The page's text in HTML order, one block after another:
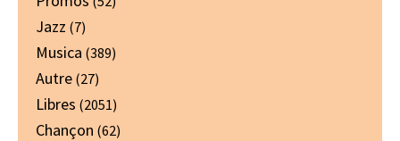
Jazz (7)
Musica (389)
Autre (27)
Libres (2051)
Chançon (62)